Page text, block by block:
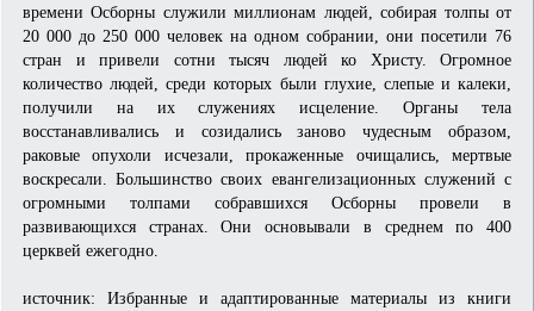
времени Осборны служили миллионам людей, собирая толпы от
20 000 до 250 000 человек на одном собрании, они посетили 76
стран и привели сотни тысяч людей ко Христу. Огромное
количество людей, среди которых были глухие, слепые и калеки,
получили на их служениях исцеление. Органы тела
восстанавливались и созидались заново чудесным образом,
раковые опухоли исчезали, прокаженные очищались, мертвые
воскресали. Большинство своих евангелизационных служений с
огромными толпами собравшихся Осборны провели в
развивающихся странах. Они основывали в среднем по 400
церквей ежегодно.
источник: Избранные и адаптированные материалы из книги